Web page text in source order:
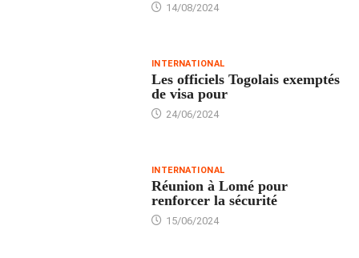
14/08/2024
INTERNATIONAL
Les officiels Togolais exemptés
de visa pour
24/06/2024
INTERNATIONAL
Réunion à Lomé pour
renforcer la sécurité
15/06/2024